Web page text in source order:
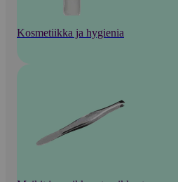
Kosmetiikka ja hygienia